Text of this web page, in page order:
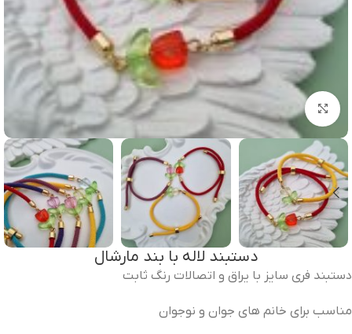
برای بزرگنمایی کلیک کنید
دستبند لاله با بند مارشال
دستبند فری سایز با یراق و اتصالات رنگ ثابت
مناسب برای خانم های جوان و نوجوان